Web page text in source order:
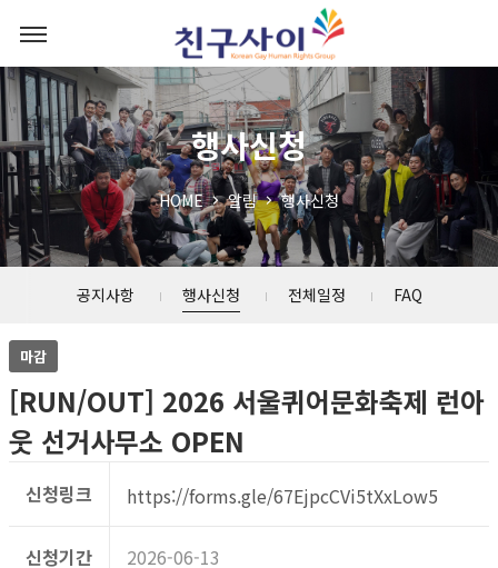
행사신청
HOME 알림 행사신청
공지사항 행사신청 전체일정 FAQ
마감
[RUN/OUT] 2026 서울퀴어문화축제 런아
웃 선거사무소 OPEN
신청링크 https://forms.gle/67EjpcCVi5tXxLow5
신청기간 2026-06-13